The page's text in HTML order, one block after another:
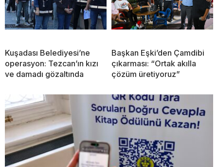
Kuşadası Belediyesi’ne
operasyon: Tezcan’ın kızı
ve damadı gözaltında
Başkan Eşki’den Çamdibi
çıkarması: “Ortak akılla
çözüm üretiyoruz”